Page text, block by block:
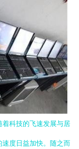
科技的飞速发展与居
度日益加快。随之而